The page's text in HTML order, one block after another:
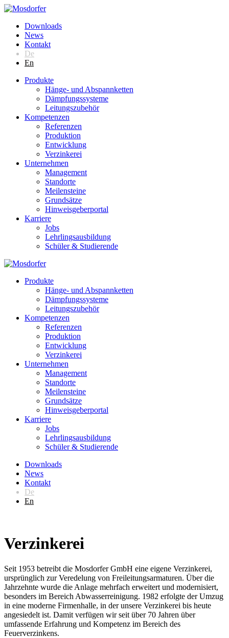
Downloads
News
Kontakt
De
En
Produkte
Hänge- und Abspannketten
Dämpfungssysteme
Leitungszubehör
Kompetenzen
Referenzen
Produktion
Entwicklung
Verzinkerei
Unternehmen
Management
Standorte
Meilensteine
Grundsätze
Hinweisgeberportal
Karriere
Jobs
Lehrlingsausbildung
Schüler & Studierende
Produkte
Hänge- und Abspannketten
Dämpfungssysteme
Leitungszubehör
Kompetenzen
Referenzen
Produktion
Entwicklung
Verzinkerei
Unternehmen
Management
Standorte
Meilensteine
Grundsätze
Hinweisgeberportal
Karriere
Jobs
Lehrlingsausbildung
Schüler & Studierende
Downloads
News
Kontakt
De
En
Verzinkerei
Seit 1953 betreibt die Mosdorfer GmbH eine eigene Verzinkerei,
ursprünglich zur Veredelung von Freileitungsarmaturen. Über die
Jahrzehnte wurde die Anlage mehrfach erweitert und modernisiert,
besonders im Bereich Abwasserreinigung. 1982 erfolgte der Umzug
in eine moderne Firmenhalle, in der unsere Verzinkerei bis heute
angesiedelt ist. Damit verfügen wir seit über 70 Jahren über
umfassende Erfahrung und Kompetenz im Bereich des
Feuerverzinkens.